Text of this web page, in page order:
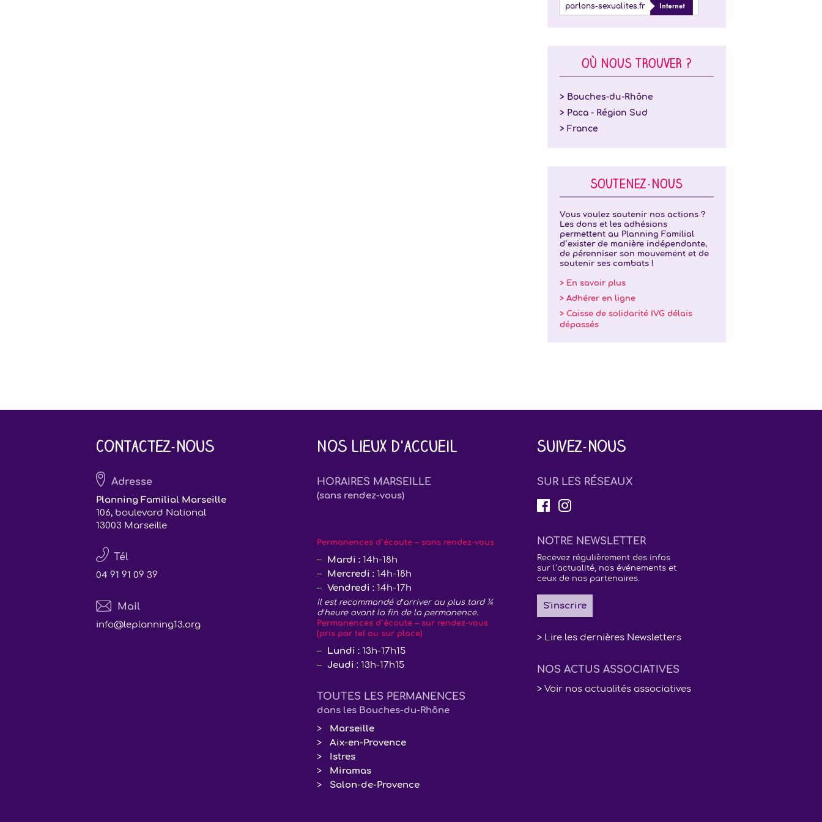
parlons-sexualites.fr
OÙ NOUS TROUVER ?
> Bouches-du-Rhône
> Paca - Région Sud
> France
SOUTENEZ-NOUS
Vous voulez soutenir nos actions ?
Les dons et les adhésions
permettent au Planning Familial
d’exister de manière indépendante,
de pérenniser son mouvement et de
soutenir ses combats !
> En savoir plus
> Adhérer en ligne
> Caisse de solidarité IVG délais
dépassés
Contactez-nous
Adresse
Planning Familial Marseille
106, boulevard National
13003 Marseille
Tél
04 91 91 09 39
Mail
info@leplanning13.org
Nos lieux d'accueil
HORAIRES MARSEILLE
(sans rendez-vous)
Permanences d’écoute – sans rendez-vous
Mardi :14h-18h
Mercredi :14h-18h
Vendredi :14h-17h
Il est recommandé d’arriver au plus tard ¼
d’heure avant la fin de la permanence.
Permanences d’écoute – sur rendez-vous
(pris par tel ou sur place)
Lundi :13h-17h15
Jeudi : 13h-17h15
TOUTES LES PERMANENCES
dans les Bouches-du-Rhône
Marseille
Aix-en-Provence
Istres
Miramas
Salon-de-Provence
Suivez-nous
SUR LES RÉSEAUX
NOTRE NEWSLETTER
Recevez régulièrement des infos
sur l’actualité, nos événements et
ceux de nos partenaires.
S'inscrire
> Lire les dernières Newsletters
NOS ACTUS ASSOCIATIVES
> Voir nos actualités associatives